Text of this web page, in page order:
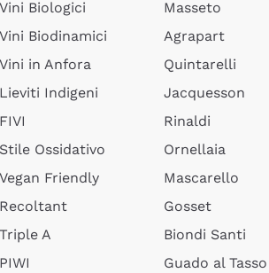
Vini Biologici
Vini Biodinamici
Vini in Anfora
Lieviti Indigeni
FIVI
Stile Ossidativo
Vegan Friendly
Recoltant
Triple A
PIWI
Masseto
Agrapart
Quintarelli
Jacquesson
Rinaldi
Ornellaia
Mascarello
Gosset
Biondi Santi
Guado al Tasso